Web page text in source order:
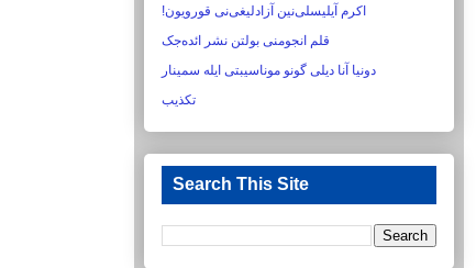
اکرم آیلیسلی‌نین آزادلیغی‌نی قورویون!‏
قلم انجومنی بولتن نشر ائده‌جک
دونیا آنا دیلی گونو موناسیبتی ایله سمینار
تکذیب
Search This Site